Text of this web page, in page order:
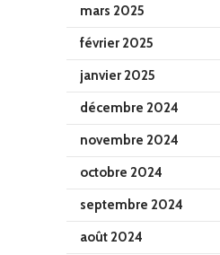
mars 2025
février 2025
janvier 2025
décembre 2024
novembre 2024
octobre 2024
septembre 2024
août 2024